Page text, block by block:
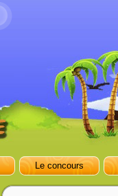
Le concours